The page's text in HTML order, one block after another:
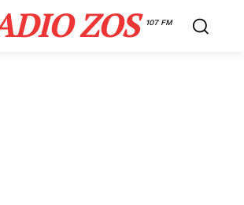
ZOS 107 FM